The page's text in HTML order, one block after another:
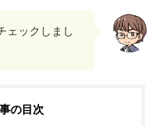
ェックしまし
の目次